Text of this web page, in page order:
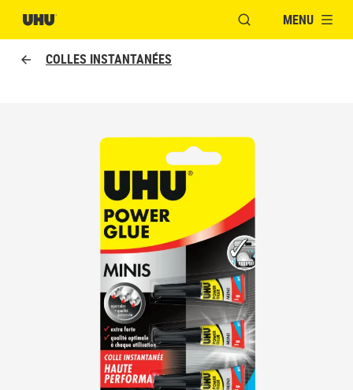
OUVRIR LAMENU
COLLES INSTANTANÉES